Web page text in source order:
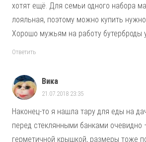
хотят ещё. Для семьи одного набора
лояльная, поэтому можно купить
Хорошо мужьям на работу бутерброды
Ответить
Вика
21.07.2018 23:35
Наконец-то я нашла тару для еды на
перед стеклянными банками очевидно
герметичной крышкой, размеры тоже